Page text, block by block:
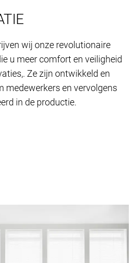
wij onze revolutionaire
u meer comfort en veiligheid
Ze zijn ontwikkeld en
medewerkers en vervolgens
in de productie.